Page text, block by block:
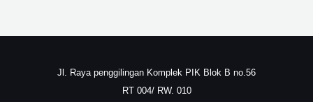
Jl. Raya penggilingan Komplek PIK Blok B no.56
RT 004/ RW. 010